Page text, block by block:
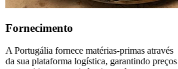
Fornecimento
A Portugália fornece matérias-primas através
da sua plataforma logística, garantindo preços